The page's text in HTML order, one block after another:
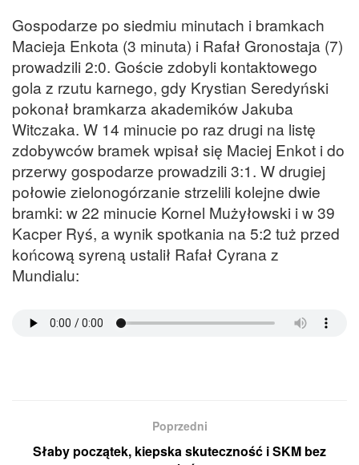
Gospodarze po siedmiu minutach i bramkach
Macieja Enkota (3 minuta) i Rafał Gronostaja (7)
prowadzili 2:0. Goście zdobyli kontaktowego
gola z rzutu karnego, gdy Krystian Seredyński
pokonał bramkarza akademików Jakuba
Witczaka. W 14 minucie po raz drugi na listę
zdobywców bramek wpisał się Maciej Enkot i do
przerwy gospodarze prowadzili 3:1. W drugiej
połowie zielonogórzanie strzelili kolejne dwie
bramki: w 22 minucie Kornel Mużyłowski i w 39
Kacper Ryś, a wynik spotkania na 5:2 tuż przed
końcową syreną ustalił Rafał Cyrana z
Mundialu:
Poprzedni
Słaby początek, kiepska skuteczność i SKM bez